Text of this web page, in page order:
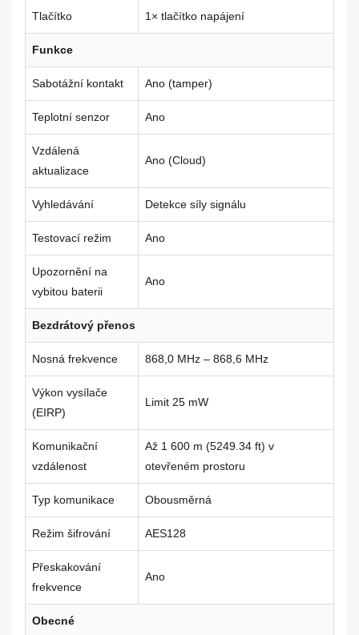
Tlačítko 1× tlačítko napájení
Funkce
Sabotážní kontakt Ano (tamper)
Teplotní senzor Ano
Vzdálená
aktualizace
Ano (Cloud)
Vyhledávání Detekce síly signálu
Testovací režim Ano
Upozornění na
vybitou baterii
Ano
Bezdrátový přenos
Nosná frekvence 868,0 MHz – 868,6 MHz
Výkon vysílače
(EIRP)
Limit 25 mW
Komunikační
vzdálenost
Až 1 600 m (5249.34 ft) v
otevřeném prostoru
Typ komunikace Obousměrná
Režim šifrování AES128
Přeskakování
frekvence
Ano
Obecné